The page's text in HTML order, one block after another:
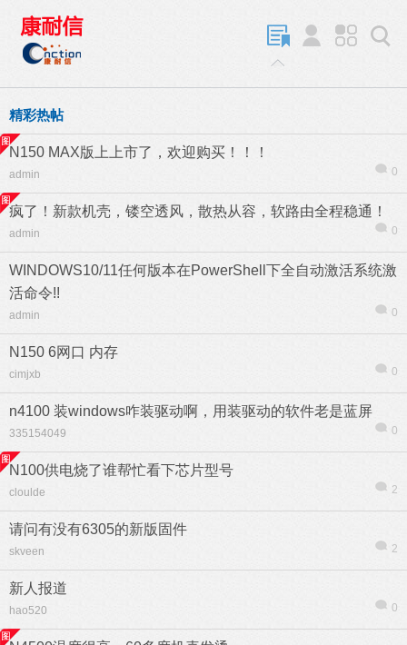
精彩热帖
N150 MAX版上上市了，欢迎购买！！！
admin 0
疯了！新款机壳，镂空透风，散热从容，软路由全程稳通！
admin 0
WINDOWS10/11任何版本在PowerShell下全自动激活系统激
活命令!!
admin 0
N150 6网口 内存
cimjxb 0
n4100 装windows咋装驱动啊，用装驱动的软件老是蓝屏
335154049 0
N100供电烧了谁帮忙看下芯片型号
cloulde 2
请问有没有6305的新版固件
skveen 2
新人报道
hao520 0